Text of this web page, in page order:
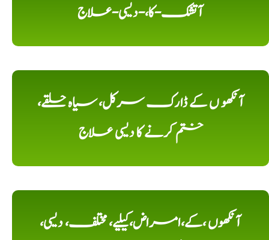
آتشک-کا،-دیسی-علاج
آنکھو ں کے ڈارک سرکل، سیاہ حلقے،
ختم کرنے کا دیسی علاج
آنکھوں ،کے،امراض،کیلیے، مختلف، دیسی،